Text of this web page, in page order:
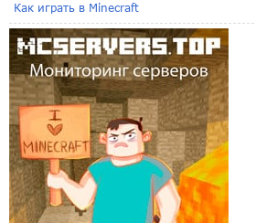
Как играть в Minecraft